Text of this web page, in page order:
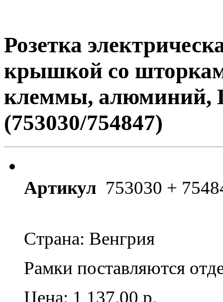
Розетка
крышкой со
клеммы, алюминий,
(753030/754847)
Артикул 753030 +
Страна: Венгрия
Рамки поставляются
Цена: 1 137.00 р.